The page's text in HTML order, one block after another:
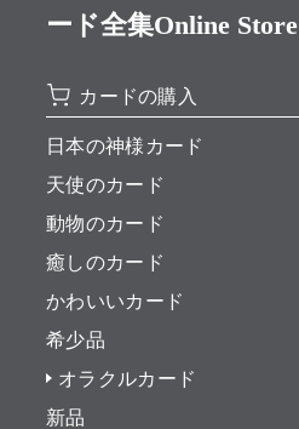
ード全集Online Store
カードの購入
日本の神様カード
天使のカード
動物のカード
癒しのカード
かわいいカード
希少品
オラクルカード
新品